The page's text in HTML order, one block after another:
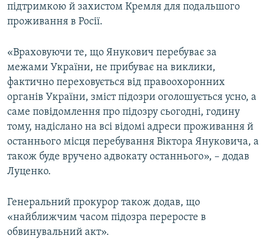
підтримкою й захистом Кремля для подальшого
проживання в Росії.
«Враховуючи те, що Янукович перебуває за
межами України, не прибуває на виклики,
фактично переховується від правоохоронних
органів України, зміст підозри оголошується усно, а
саме повідомлення про підозру сьогодні, годину
тому, надіслано на всі відомі адреси проживання й
останнього місця перебування Віктора Януковича, а
також буде вручено адвокату останнього», – додав
Луценко.
Генеральний прокурор також додав, що
«найближчим часом підозра переросте в
обвинувальний акт».